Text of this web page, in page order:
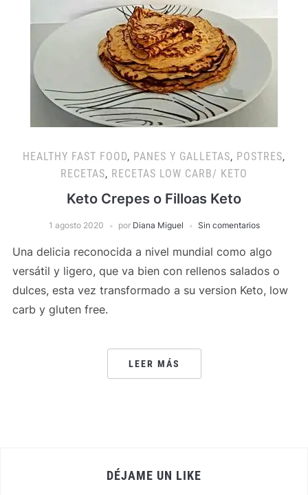
HEALTHY FAST FOOD, PANES Y GALLETAS, POSTRES,
RECETAS, RECETAS LOW CARB/ KETO
Keto Crepes o Filloas Keto
1 agosto 2020 por Diana Miguel Sin comentarios
Una delicia reconocida a nivel mundial como algo
versátil y ligero, que va bien con rellenos salados o
dulces, esta vez transformado a su version Keto, low
carb y gluten free.
LEER MÁS
DÉJAME UN LIKE